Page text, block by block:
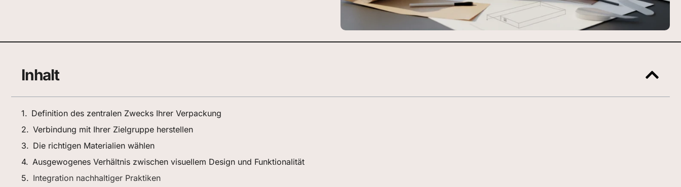
Inhalt
Definition des zentralen Zwecks Ihrer Verpackung
Verbindung mit Ihrer Zielgruppe herstellen
Die richtigen Materialien wählen
Ausgewogenes Verhältnis zwischen visuellem Design und Funktionalität
Integration nachhaltiger Praktiken